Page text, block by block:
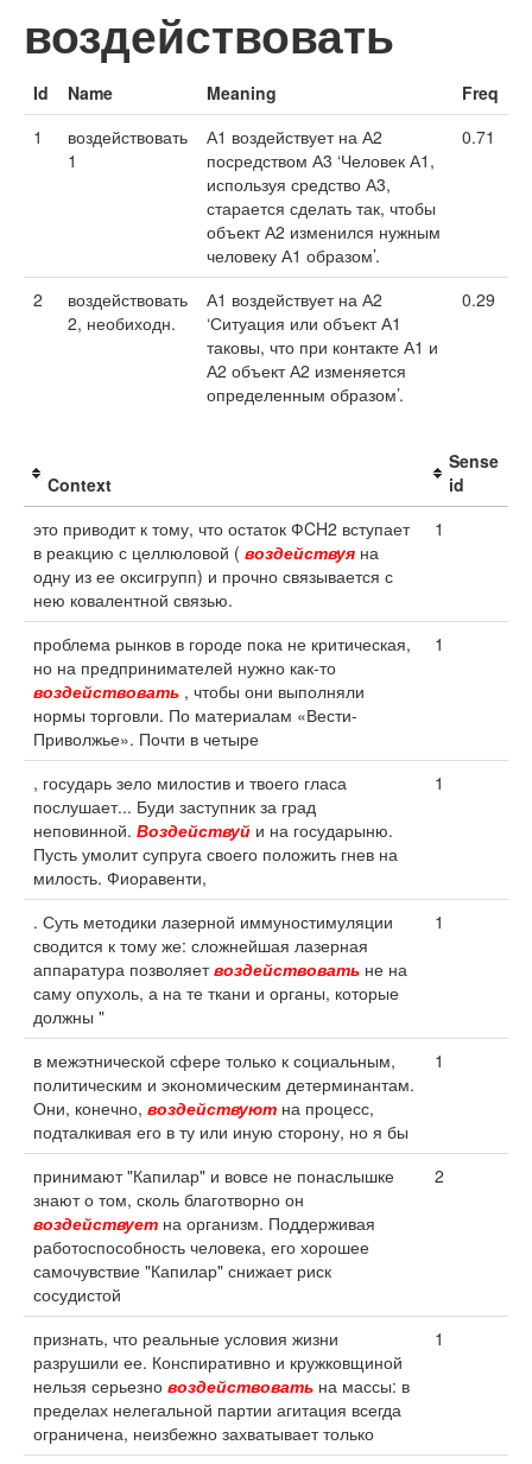
воздействовать
Id Name Meaning
Freq
1
воздействовать
1
А1 воздействует на А2
посредством А3 ‘Человек А1,
используя средство А3,
старается сделать так, чтобы
объект А2 изменился нужным
человеку А1 образом’.
0.71
2
воздействовать
2, необиходн.
А1 воздействует на А2
‘Ситуация или объект А1
таковы, что при контакте А1 и
А2 объект А2 изменяется
определенным образом’.
0.29
Context
Sense
id
это приводит к тому, что остаток ФCH2 вступает
в реакцию с целлюловой ( воздействуя на
одну из ее оксигрупп) и прочно связывается с
нею ковалентной связью.
1
проблема рынков в городе пока не критическая,
но на предпринимателей нужно как-то
воздействовать , чтобы они выполняли
нормы торговли. По материалам «Вести-
Приволжье». Почти в четыре
1
, государь зело милостив и твоего гласа
послушает... Буди заступник за град
неповинной. Воздействуй и на государыню.
Пусть умолит супруга своего положить гнев на
милость. Фиоравенти,
1
. Суть методики лазерной иммуностимуляции
сводится к тому же: сложнейшая лазерная
аппаратура позволяетвоздействовать не на
саму опухоль, а на те ткани и органы, которые
должны "
1
в межэтнической сфере только к социальным,
политическим и экономическим детерминантам.
Они, конечно, воздействуют на процесс,
подталкивая его в ту или иную сторону, но я бы
1
принимают "Капилар" и вовсе не понаслышке
знают о том, сколь благотворно он
воздействует на организм. Поддерживая
работоспособность человека, его хорошее
самочувствие "Капилар" снижает риск
сосудистой
2
признать, что реальные условия жизни
разрушили ее. Конспиративно и кружковщиной
нельзя серьезно воздействовать на массы: в
пределах нелегальной партии агитация всегда
ограничена, неизбежно захватывает только
1